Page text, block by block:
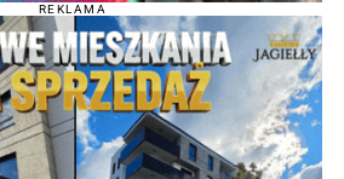
REKLAMA